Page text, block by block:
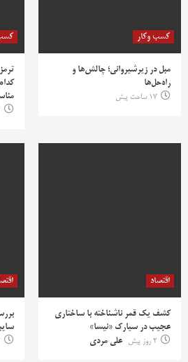
کسب وکار
مبل در زیرشیروانی؛ چالش‌ها و
راه‌حل‌ها
17 ساعت پیش
اقتصاد
کشف یک قمر ناشناخته با ساختاری
عجیب در سیارک «نیسا»
2 روز پیش
علی مردی